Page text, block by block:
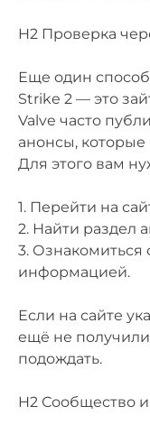
H2 Проверка
Еще один
Strike 2 — это
Valve часто
анонсы, которые
Для этого вам
1. Перейти на
2. Найти раздел
3. Ознакомиться
информацией.
Если на сайте
ещё не получили
подождать.
H2 Сообщество